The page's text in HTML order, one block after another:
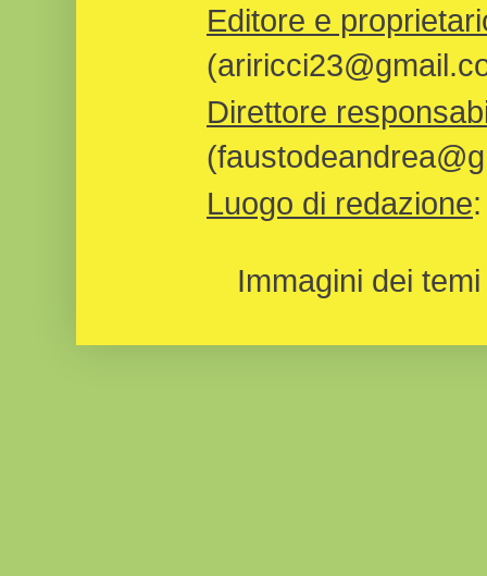
Editore e
Direttore
Luogo di redazione
Immagini dei